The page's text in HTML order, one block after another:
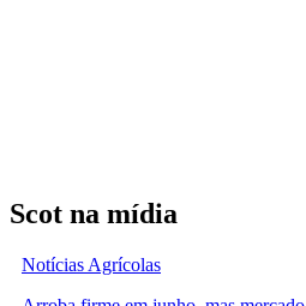
Scot na mídia
Notícias Agrícolas